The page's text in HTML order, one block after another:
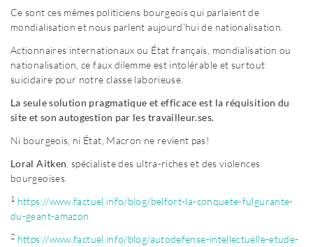
Ce sont ces mêmes politiciens bourgeois qui parlaient de
mondialisation et nous parlent aujourd’hui de nationalisation.
Actionnaires internationaux ou État français, mondialisation ou
nationalisation, ce faux dilemme est intolérable et surtout
suicidaire pour notre classe laborieuse.
La seule solution pragmatique et efficace est la réquisition du
site et son autogestion par les travailleur.ses.
Ni bourgeois, ni État, Macron ne revient pas!
Loral Aitken , spécialiste des ultra-riches et des violences
bourgeoises.
1 https://www.factuel.info/blog/belfort-la-conquete-fulgurante-
du-geant-amazon
2 https://www.factuel.info/blog/autodefense-intellectuelle-etude-